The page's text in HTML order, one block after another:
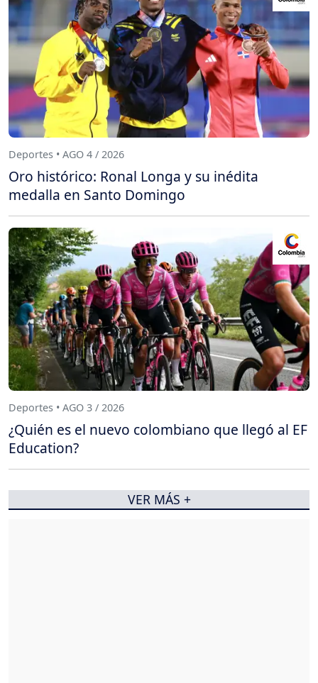
Deportes • AGO 4 / 2026
Oro histórico: Ronal Longa y su inédita
medalla en Santo Domingo
Deportes • AGO 3 / 2026
¿Quién es el nuevo colombiano que llegó al EF
Education?
VER MÁS +